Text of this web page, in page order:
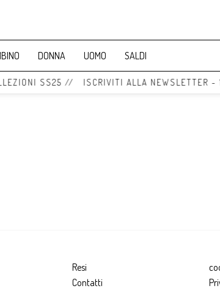
DONNA UOMO SALDI
SS25 // ISCRIVITI ALLA
Resi
Contatti